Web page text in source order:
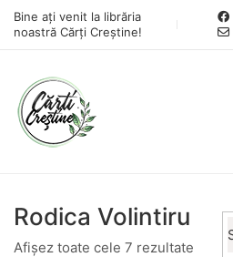
Bine ați venit la librăria
noastră Cărți Creștine!
Rodica Volintiru
Afișez toate cele 7 rezultate